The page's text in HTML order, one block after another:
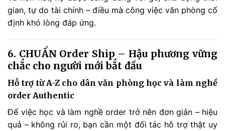
gian, tự do tài chính – điều mà công việc văn phòng cố
định khó lòng đáp ứng.
6. CHUẨN Order Ship – Hậu phương vững
chắc cho người mới bắt đầu
Hỗ trợ từ A-Z cho dân văn phòng học và làm nghề
order Authentic
Để việc học và làm nghề order trở nên đơn giản – hiệu
quả – không rủi ro, bạn cần một đối tác hỗ trợ thật uy